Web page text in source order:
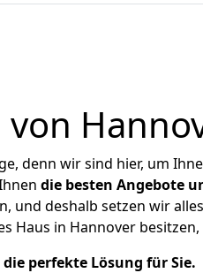
denn wir sind hier, um
die besten Angebote
und deshalb setzen wir
Haus in Hannover
perfekte Lösung für Sie.